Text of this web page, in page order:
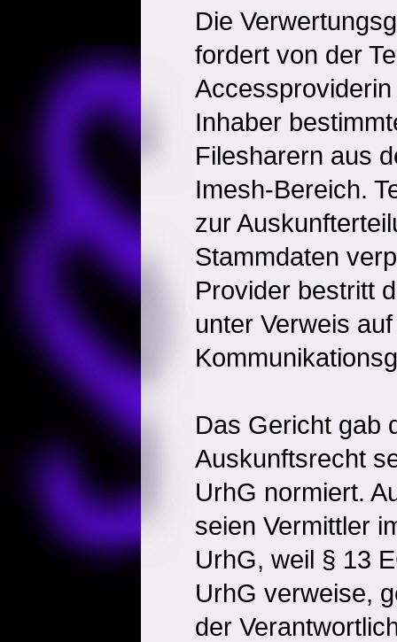
Die
fordert von der
Inhaber
Filesharern aus
Imesh-Bereich.
zur
Stammdaten
Provider bestritt
unter Verweis
Das Gericht gab
Auskunftsrecht
UrhG normiert.
seien Vermittler
UrhG, weil § 13
UrhG verweise,
der